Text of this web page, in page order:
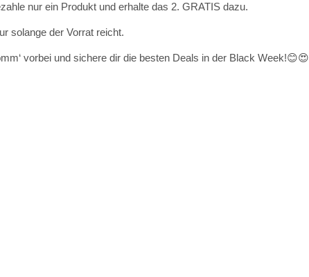
nur ein Produkt und erhalte das 2. GRATIS dazu.
solange der Vorrat reicht.
vorbei und sichere dir die besten Deals in der Black Week!😊😍